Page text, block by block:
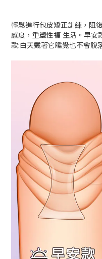
輕鬆進行包皮矯正訓練，阻
感度，重塑性褔 生活。早安
款:白天戴著它睡覺也不會脫